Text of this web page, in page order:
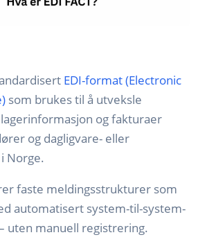
EDI-format (Electronic
som brukes til å utveksle
og fakturaer
og dagligvare- eller
Norge.
faste meldingsstrukturer som
automatisert system-til-system-
uten manuell registrering.